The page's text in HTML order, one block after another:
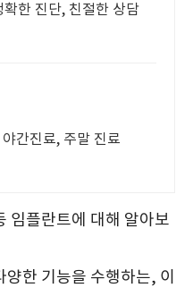
한 진단, 친절한 상담
간진료, 주말 진료
임플란트에 대해 알아보
한 기능을 수행하는, 이